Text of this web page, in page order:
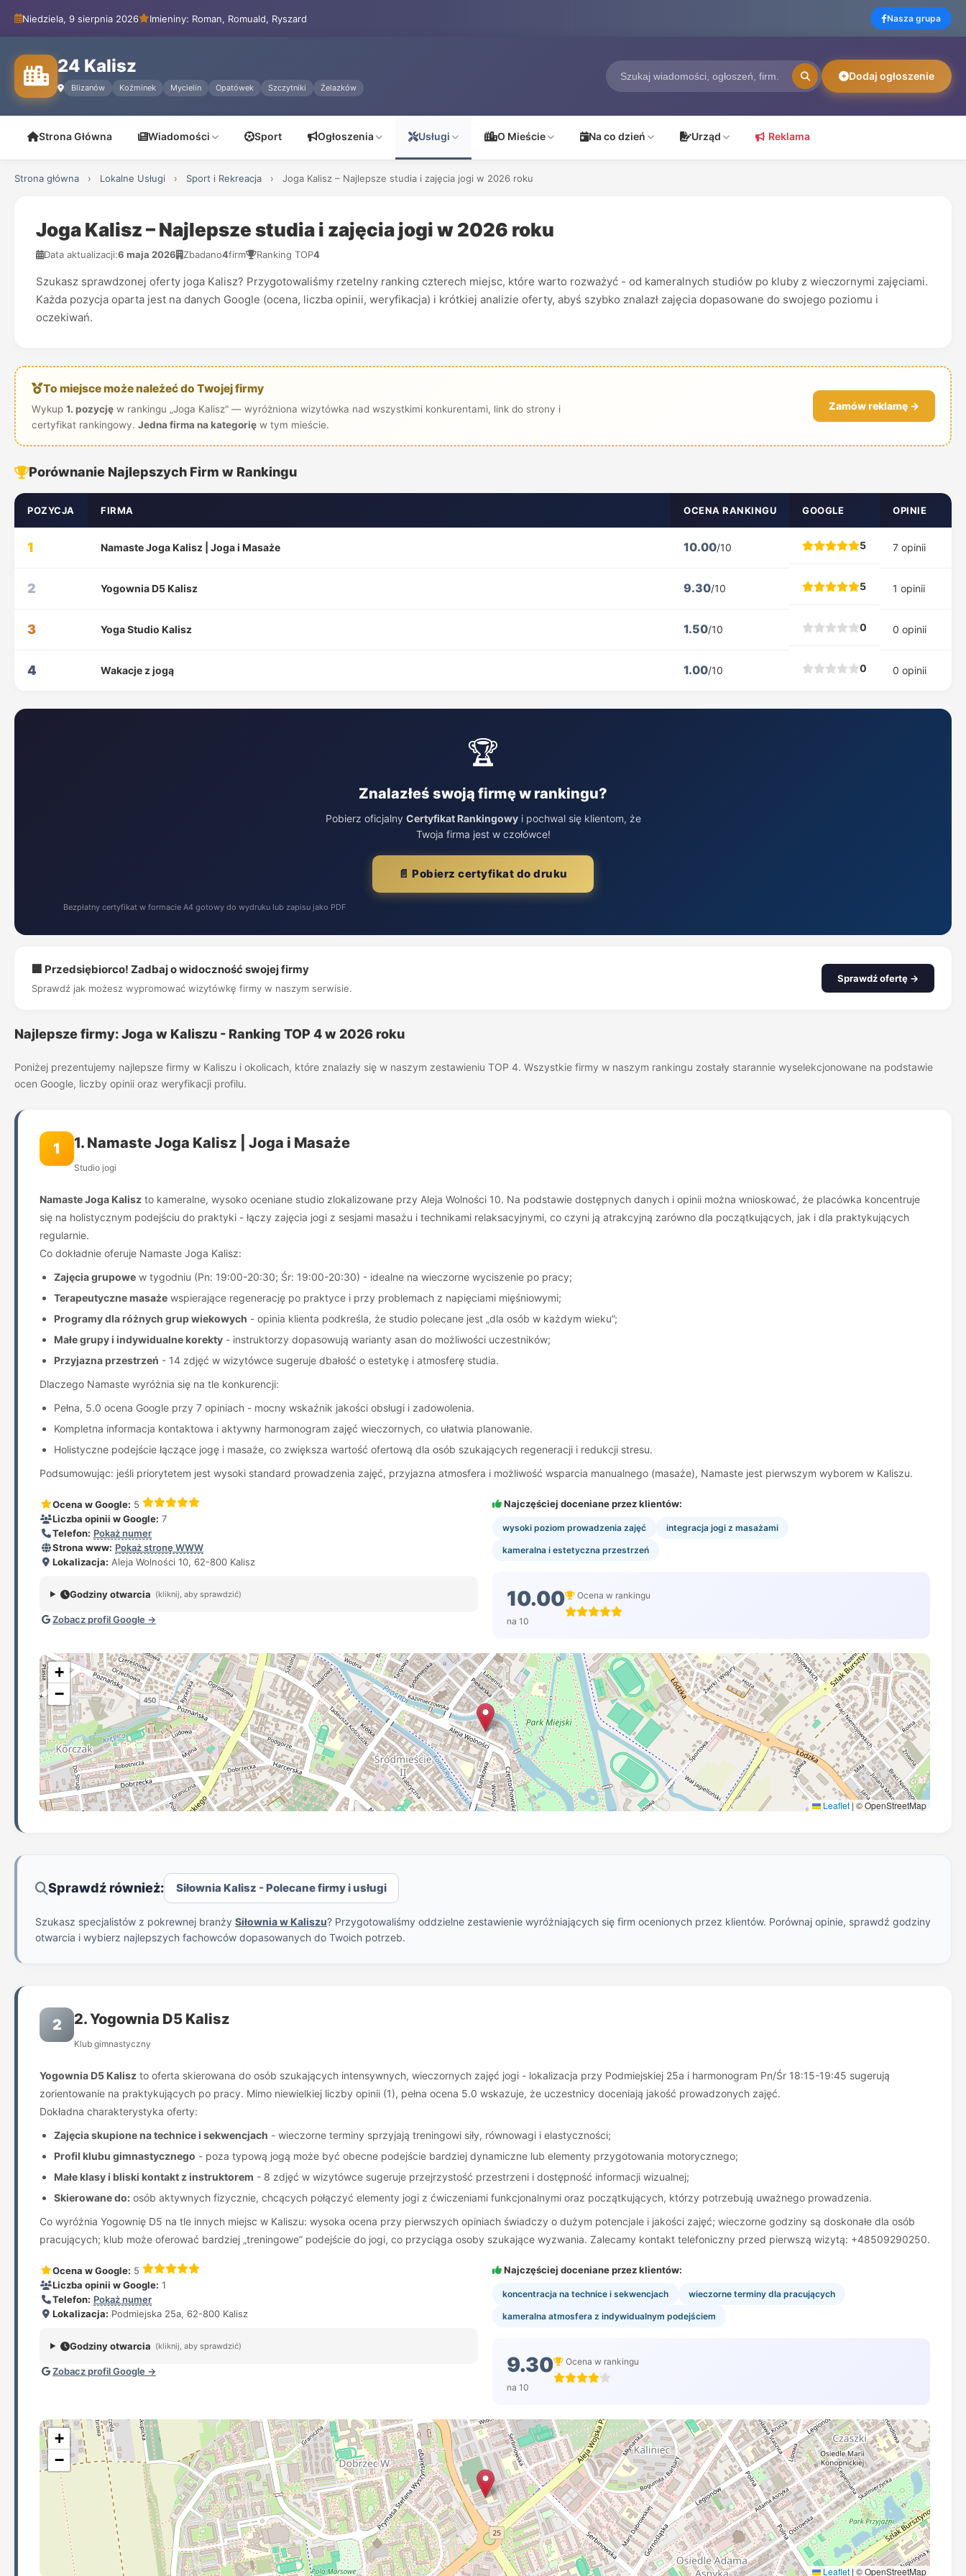
Niedziela, 9 sierpnia 2026 Imieniny: Roman, Romuald, Ryszard Nasza grupa
24 Kalisz
Blizanów Koźminek Mycielin Opatówek Szczytniki Żelazków
Dodaj ogłoszenie
Strona Główna Wiadomości Sport Ogłoszenia Usługi O Mieście Na co dzień Urząd Reklama
Strona główna › Lokalne Usługi › Sport i Rekreacja › Joga Kalisz – Najlepsze studia i zajęcia jogi w 2026 roku
Joga Kalisz – Najlepsze studia i zajęcia jogi w 2026 roku
Data aktualizacji:6 maja 2026 Zbadano4firm Ranking TOP4
Szukasz sprawdzonej oferty joga Kalisz? Przygotowaliśmy rzetelny ranking czterech miejsc, które warto rozważyć - od kameralnych studiów po kluby z wieczornymi zajęciami.
Każda pozycja oparta jest na danych Google (ocena, liczba opinii, weryfikacja) i krótkiej analizie oferty, abyś szybko znalazł zajęcia dopasowane do swojego poziomu i
oczekiwań.
To miejsce może należeć do Twojej firmy
Wykup 1. pozycjęw rankingu „Joga Kalisz" — wyróżniona wizytówka nad wszystkimi konkurentami, link do strony i
certyfikat rankingowy. Jedna firma na kategorięw tym mieście.
Zamów reklamę →
Porównanie Najlepszych Firm w Rankingu
POZYCJA FIRMA OCENA RANKINGU GOOGLE OPINIE
1 Namaste Joga Kalisz | Joga i Masaże 10.00/10 5 7 opinii
2 Yogownia D5 Kalisz 9.30/10 5 1 opinii
3 Yoga Studio Kalisz 1.50/10 0 0 opinii
4 Wakacje z jogą 1.00/10 0 0 opinii
🏆
Znalazłeś swoją firmę w rankingu?
Pobierz oficjalny Certyfikat Rankingowyi pochwal się klientom, że
Twoja firma jest w czołówce!
📄 Pobierz certyfikat do druku
Bezpłatny certyfikat w formacie A4 gotowy do wydruku lub zapisu jako PDF
🏢 Przedsiębiorco! Zadbaj o widoczność swojej firmy
Sprawdź jak możesz wypromować wizytówkę firmy w naszym serwisie.
Sprawdź ofertę →
Najlepsze firmy: Joga w Kaliszu - Ranking TOP 4 w 2026 roku
Poniżej prezentujemy najlepsze firmy w Kaliszu i okolicach, które znalazły się w naszym zestawieniu TOP 4. Wszystkie firmy w naszym rankingu zostały starannie wyselekcjonowane na podstawie
ocen Google, liczby opinii oraz weryfikacji profilu.
1 1. Namaste Joga Kalisz | Joga i Masaże
Studio jogi
Namaste Joga Kalisz to kameralne, wysoko oceniane studio zlokalizowane przy Aleja Wolności 10. Na podstawie dostępnych danych i opinii można wnioskować, że placówka koncentruje
się na holistycznym podejściu do praktyki - łączy zajęcia jogi z sesjami masażu i technikami relaksacyjnymi, co czyni ją atrakcyjną zarówno dla początkujących, jak i dla praktykujących
regularnie.
Co dokładnie oferuje Namaste Joga Kalisz:
Zajęcia grupowe w tygodniu (Pn: 19:00-20:30; Śr: 19:00-20:30) - idealne na wieczorne wyciszenie po pracy;
Terapeutyczne masaże wspierające regenerację po praktyce i przy problemach z napięciami mięśniowymi;
Programy dla różnych grup wiekowych - opinia klienta podkreśla, że studio polecane jest „dla osób w każdym wieku”;
Małe grupy i indywidualne korekty - instruktorzy dopasowują warianty asan do możliwości uczestników;
Przyjazna przestrzeń - 14 zdjęć w wizytówce sugeruje dbałość o estetykę i atmosferę studia.
Dlaczego Namaste wyróżnia się na tle konkurencji:
Pełna, 5.0 ocena Google przy 7 opiniach - mocny wskaźnik jakości obsługi i zadowolenia.
Kompletna informacja kontaktowa i aktywny harmonogram zajęć wieczornych, co ułatwia planowanie.
Holistyczne podejście łączące jogę i masaże, co zwiększa wartość ofertową dla osób szukających regeneracji i redukcji stresu.
Podsumowując: jeśli priorytetem jest wysoki standard prowadzenia zajęć, przyjazna atmosfera i możliwość wsparcia manualnego (masaże), Namaste jest pierwszym wyborem w Kaliszu.
Ocena w Google: 5
Liczba opinii w Google: 7
Telefon: Pokaż numer
Strona www: Pokaż stronę WWW
Lokalizacja: Aleja Wolności 10, 62-800 Kalisz
Godziny otwarcia (kliknij, aby sprawdzić)
Zobacz profil Google →
Najczęściej doceniane przez klientów:
wysoki poziom prowadzenia zajęć integracja jogi z masażami
kameralna i estetyczna przestrzeń
10.00
na 10
Ocena w rankingu
+
−
Leaflet |© OpenStreetMap
Sprawdź również: Siłownia Kalisz - Polecane firmy i usługi
Szukasz specjalistów z pokrewnej branży Siłownia w Kaliszu? Przygotowaliśmy oddzielne zestawienie wyróżniających się firm ocenionych przez klientów. Porównaj opinie, sprawdź godziny
otwarcia i wybierz najlepszych fachowców dopasowanych do Twoich potrzeb.
2 2. Yogownia D5 Kalisz
Klub gimnastyczny
Yogownia D5 Kalisz to oferta skierowana do osób szukających intensywnych, wieczornych zajęć jogi - lokalizacja przy Podmiejskiej 25a i harmonogram Pn/Śr 18:15-19:45 sugerują
zorientowanie na praktykujących po pracy. Mimo niewielkiej liczby opinii (1), pełna ocena 5.0 wskazuje, że uczestnicy doceniają jakość prowadzonych zajęć.
Dokładna charakterystyka oferty:
Zajęcia skupione na technice i sekwencjach - wieczorne terminy sprzyjają treningowi siły, równowagi i elastyczności;
Profil klubu gimnastycznego - poza typową jogą może być obecne podejście bardziej dynamiczne lub elementy przygotowania motorycznego;
Małe klasy i bliski kontakt z instruktorem - 8 zdjęć w wizytówce sugeruje przejrzystość przestrzeni i dostępność informacji wizualnej;
Skierowane do: osób aktywnych fizycznie, chcących połączyć elementy jogi z ćwiczeniami funkcjonalnymi oraz początkujących, którzy potrzebują uważnego prowadzenia.
Co wyróżnia Yogownię D5 na tle innych miejsc w Kaliszu: wysoka ocena przy pierwszych opiniach świadczy o dużym potencjale i jakości zajęć; wieczorne godziny są doskonałe dla osób
pracujących; klub może oferować bardziej „treningowe” podejście do jogi, co przyciąga osoby szukające wyzwania. Zalecamy kontakt telefoniczny przed pierwszą wizytą: +48509290250.
Ocena w Google: 5
Liczba opinii w Google: 1
Telefon: Pokaż numer
Lokalizacja: Podmiejska 25a, 62-800 Kalisz
Godziny otwarcia (kliknij, aby sprawdzić)
Zobacz profil Google →
Najczęściej doceniane przez klientów:
koncentracja na technice i sekwencjach wieczorne terminy dla pracujących
kameralna atmosfera z indywidualnym podejściem
9.30
na 10
Ocena w rankingu
+
−
Leaflet | © OpenStreetMap